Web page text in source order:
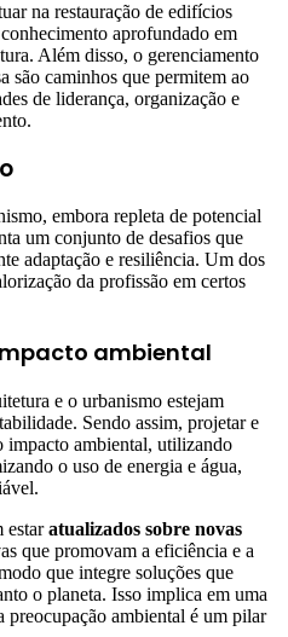
na restauração de edifícios
aprofundado em
Além disso, o gerenciamento
são caminhos que permitem ao
de liderança, organização e
embora repleta de potencial
um conjunto de desafios que
adaptação e resiliência. Um dos
da profissão em certos
ambiental
e o urbanismo estejam
Sendo assim, projetar e
ambiental, utilizando
o uso de energia e água,
estaratualizados sobre novas
que promovam a eficiência e a
que integre soluções que
o planeta. Isso implica em uma
preocupação ambiental é um pilar